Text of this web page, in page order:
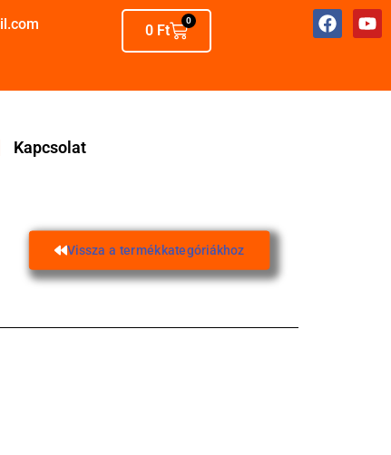
0 Ft
0
Kapcsolat
Vissza a termékkategóriákhoz